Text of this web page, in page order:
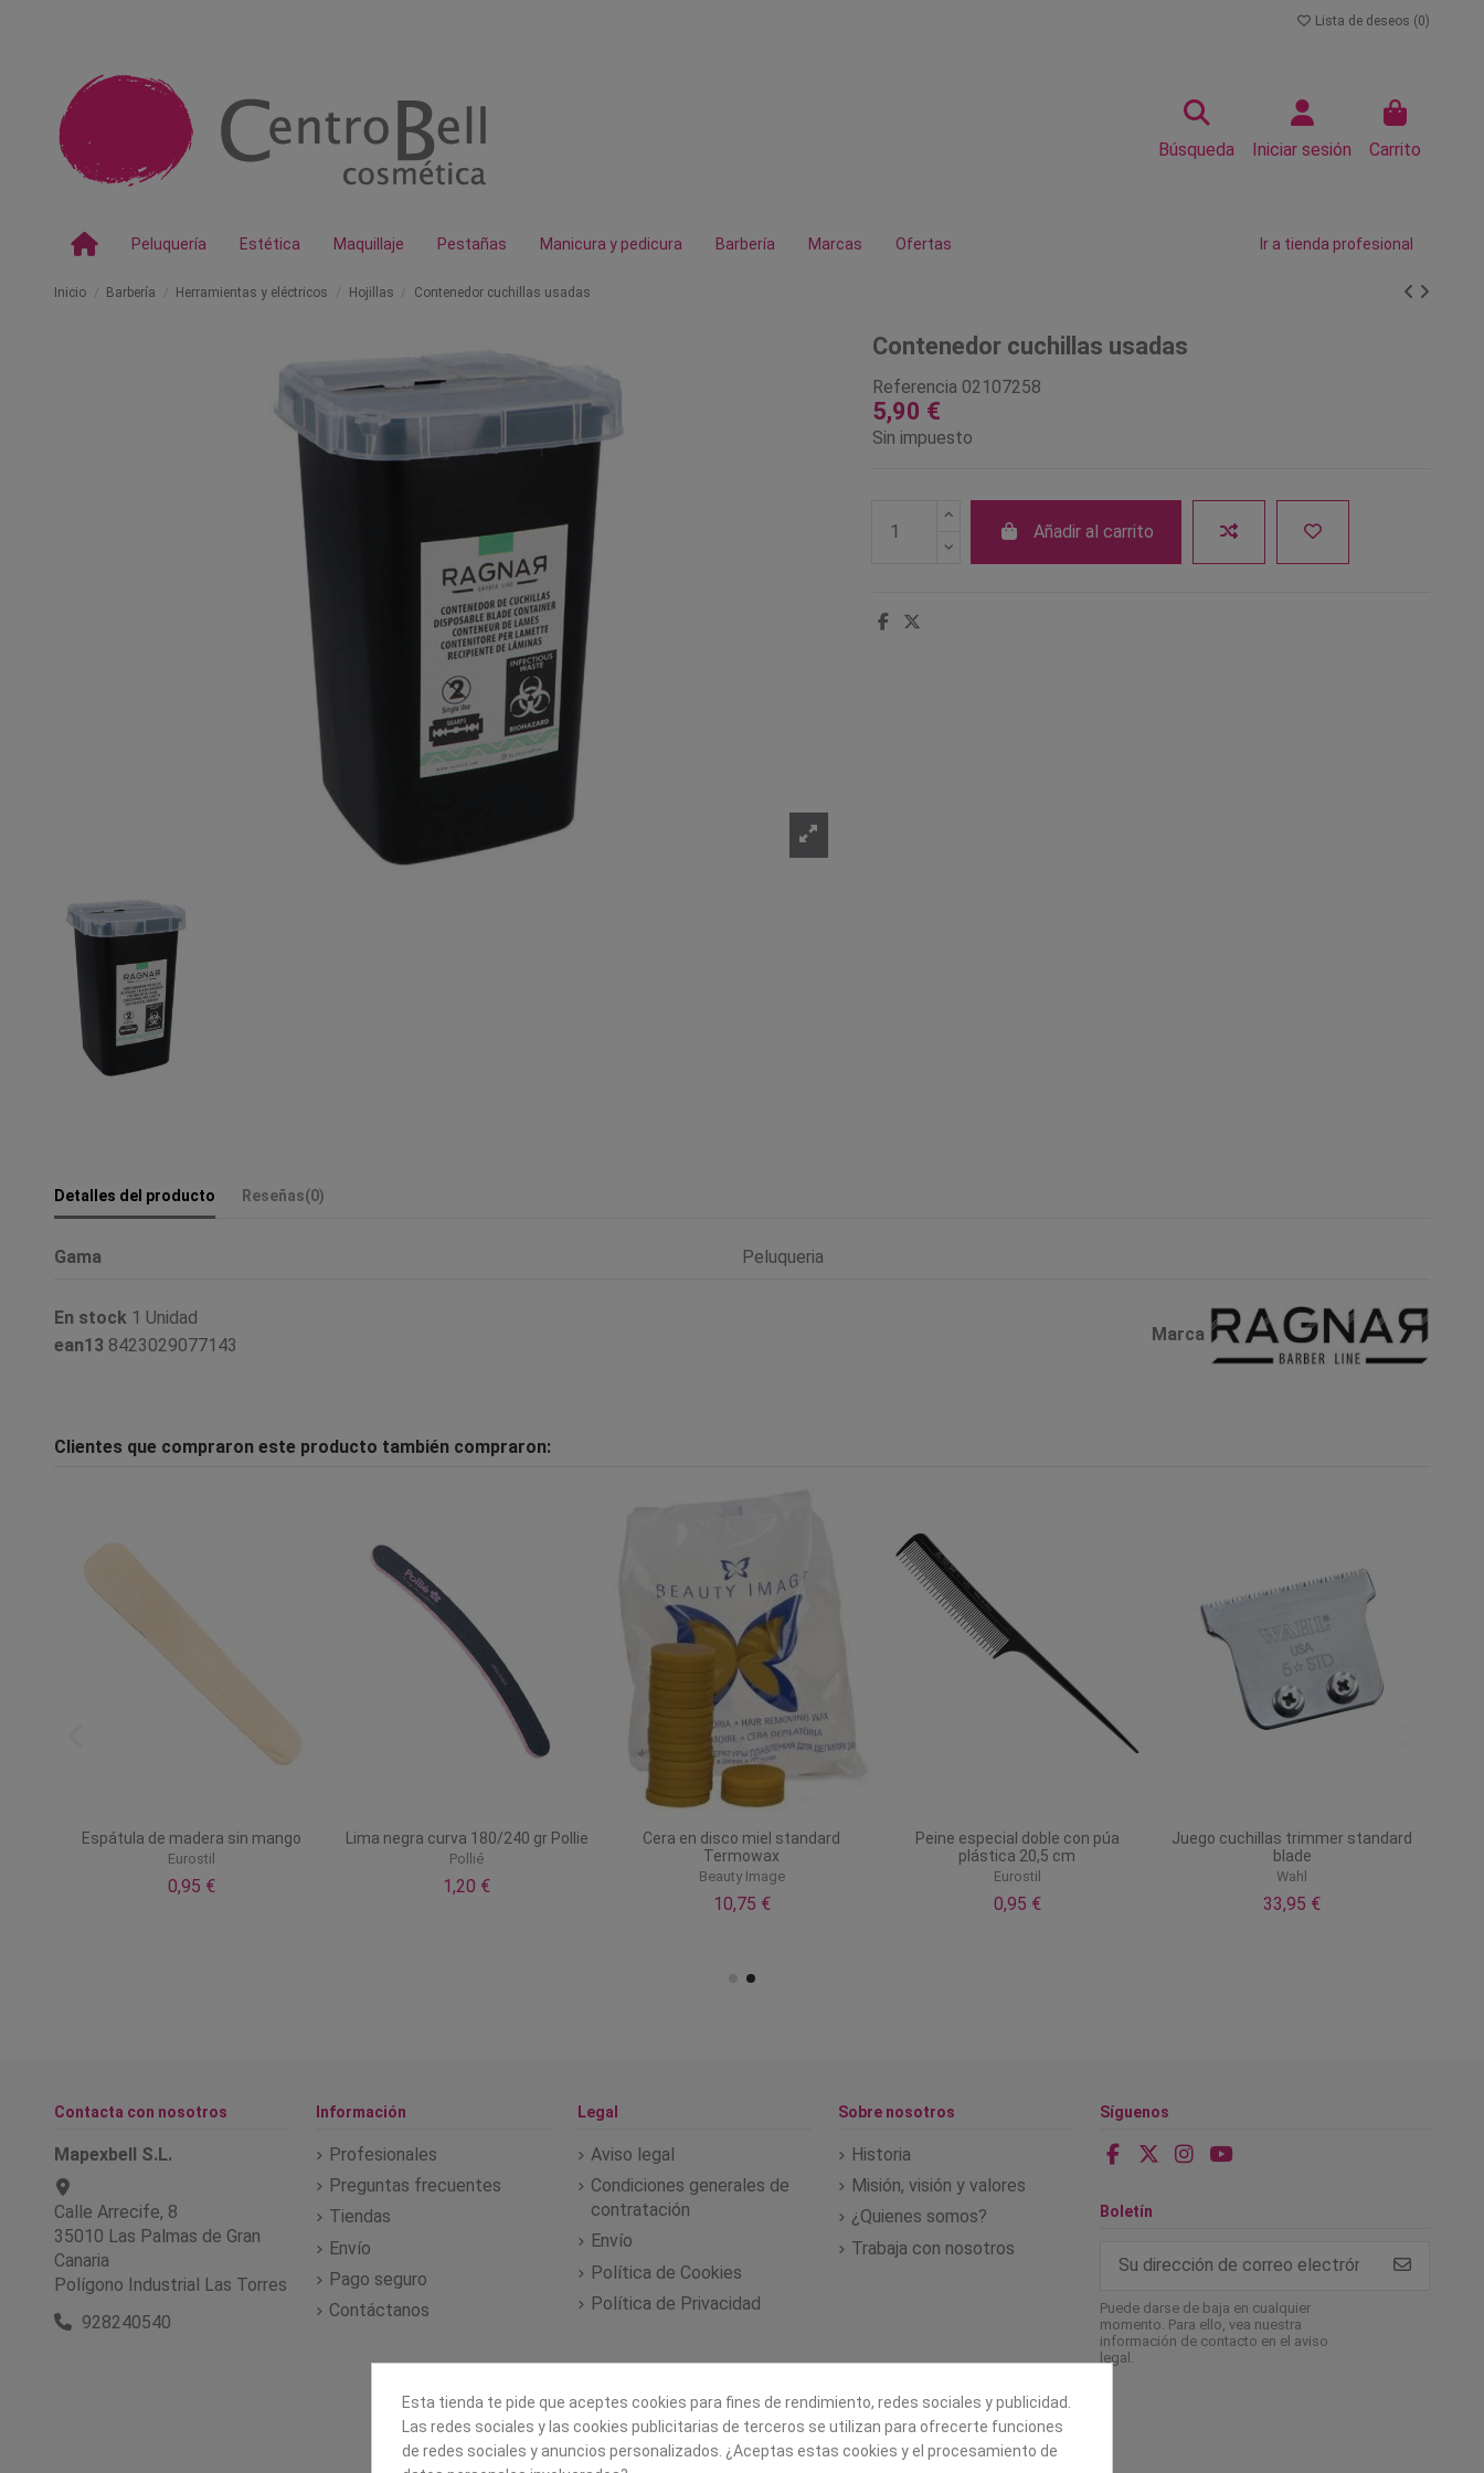
Lista de deseos (0)
Búsqueda Iniciar sesión Carrito
Peluquería Estética Maquillaje Pestañas Manicura y pedicura Barbería Marcas Ofertas Ir a tienda profesional
Inicio Barbería Herramientas y eléctricos Hojillas Contenedor cuchillas usadas
Contenedor cuchillas usadas
Referencia 02107258
5,90 €
Sin impuesto
Añadir al carrito
Detalles del producto Reseñas(0)
Gama Peluqueria
Marca
En stock 1 Unidad
ean13 8423029077143
Clientes que compraron este producto también compraron:
Espátula de madera sin mango
Eurostil
0,95 €
Lima negra curva 180/240 gr Pollie
Pollié
1,20 €
Cera en disco miel standard
Termowax
Beauty Image
10,75 €
Peine especial doble con púa
plástica 20,5 cm
Eurostil
0,95 €
Juego cuchillas trimmer standard
blade
Wahl
33,95 €
Contacta con nosotros
Mapexbell S.L.
Calle Arrecife, 8
35010 Las Palmas de Gran
Canaria
Polígono Industrial Las Torres
928240540
Información
Profesionales
Preguntas frecuentes
Tiendas
Envío
Pago seguro
Contáctanos
Legal
Aviso legal
Condiciones generales de
contratación
Envío
Política de Cookies
Política de Privacidad
Sobre nosotros
Historia
Misión, visión y valores
¿Quienes somos?
Trabaja con nosotros
Síguenos
Boletín
Puede darse de baja en cualquier
momento. Para ello, vea nuestra
información de contacto en el aviso
legal.
Esta tienda te pide que aceptes cookies para fines de rendimiento, redes sociales y publicidad.
Las redes sociales y las cookies publicitarias de terceros se utilizan para ofrecerte funciones
de redes sociales y anuncios personalizados. ¿Aceptas estas cookies y el procesamiento de